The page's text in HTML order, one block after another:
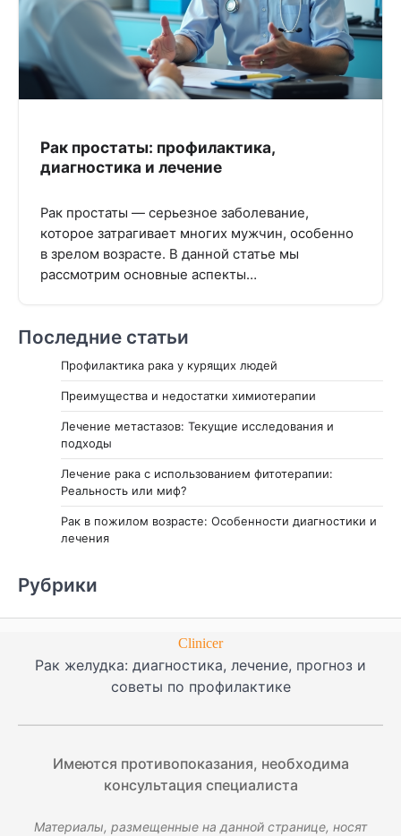
Рак простаты: профилактика,
диагностика и лечение
Рак простаты — серьезное заболевание,
которое затрагивает многих мужчин, особенно
в зрелом возрасте. В данной статье мы
рассмотрим основные аспекты…
Последние статьи
Профилактика рака у курящих людей
Преимущества и недостатки химиотерапии
Лечение метастазов: Текущие исследования и
подходы
Лечение рака с использованием фитотерапии:
Реальность или миф?
Рак в пожилом возрасте: Особенности диагностики и
лечения
Рубрики
Clinicer
Рак желудка: диагностика, лечение, прогноз и
советы по профилактике
Имеются противопоказания, необходима
консультация специалиста
Материалы, размещенные на данной странице, носят